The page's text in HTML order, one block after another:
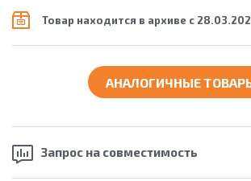
Товар находится в архиве с
АНАЛОГИЧНЫЕ
Запрос на совместимость